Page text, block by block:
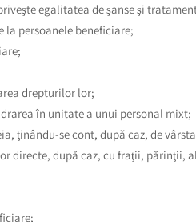
egalitatea de şanse şi
persoanele beneficiare;
drepturilor lor;
în unitate a unui personal mixt;
ţinându-se cont, după caz, de
după caz, cu fraţii, părinţii,